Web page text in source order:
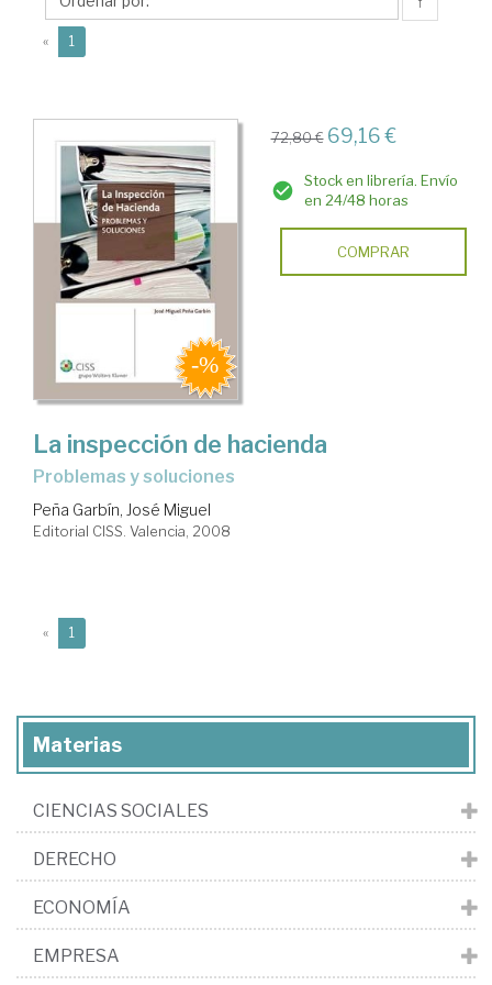
Miguel
« 1
72,80 € 69,16 €
Stock en librería. Envío
en 24/48 horas
COMPRAR
La inspección de hacienda
problemas y soluciones
Peña Garbín, José Miguel
Editorial CISS. Valencia, 2008
« 1
Materias
CIENCIAS SOCIALES
DERECHO
ECONOMÍA
EMPRESA